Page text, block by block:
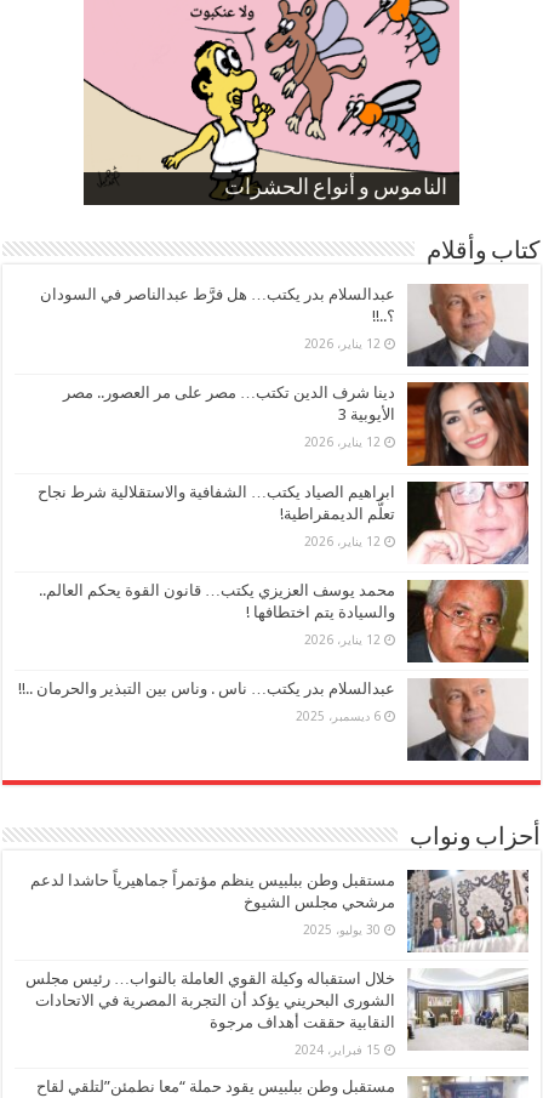
الناموس و أنواع الحشرات
الموظفين بعد ارتفاع الأسعار
ارتفاع نسبة الطلاق في مصر
صورة كاركاتيرية
صورة كاركاتيرية
كتاب وأقلام
عبدالسلام بدر يكتب… هل فرَّط عبدالناصر في السودان
؟..!!
12 يناير، 2026
دينا شرف الدين تكتب… مصر على مر العصور.. مصر
الأيوبية 3
12 يناير، 2026
ابراهيم الصياد يكتب… الشفافية والاستقلالية شرط نجاح
تعلُّم الديمقراطية!
12 يناير، 2026
محمد يوسف العزيزي يكتب… قانون القوة يحكم العالم..
والسيادة يتم اختطافها !
12 يناير، 2026
عبدالسلام بدر يكتب… ناس . وناس بين التبذير والحرمان ..!!
6 ديسمبر، 2025
أحزاب ونواب
مستقبل وطن ببلبيس ينظم مؤتمراً جماهيرياً حاشدا لدعم
مرشحي مجلس الشيوخ
30 يوليو، 2025
خلال استقباله وكيلة القوي العاملة بالنواب… رئيس مجلس
الشورى البحريني يؤكد أن التجربة المصرية في الاتحادات
النقابية حققت أهداف مرجوة
15 فبراير، 2024
مستقبل وطن ببلبيس يقود حملة “معا نطمئن”لتلقي لقاح